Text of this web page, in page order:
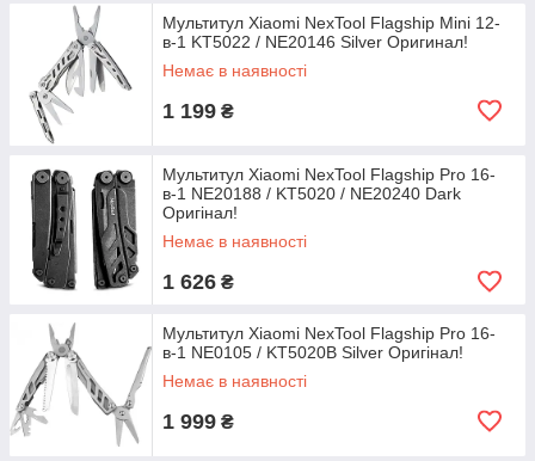
Мультитул Xiaomi NexTool Flagship Mini 12-
в-1 KT5022 / NE20146 Silver Оригинал!
Немає в наявності
1 199 ₴
Мультитул Xiaomi NexTool Flagship Pro 16-
в-1 NE20188 / KT5020 / NE20240 Dark
Оригінал!
Немає в наявності
1 626 ₴
Мультитул Xiaomi NexTool Flagship Pro 16-
в-1 NE0105 / KT5020B Silver Оригінал!
Немає в наявності
1 999 ₴